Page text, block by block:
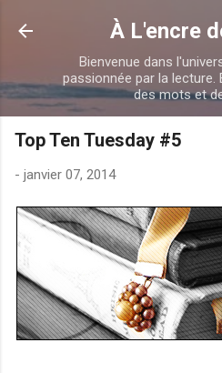
Accéder au
À L'encre
Bienvenue dans
passionnée par la lecture.
des mots et
Top Ten Tuesday #5
- janvier 07, 2014